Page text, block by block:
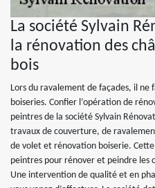
La société Sylvain
la rénovation des
bois
Lors du ravalement de façades, il ne
boiseries. Confier l’opération de
peintres de la société Sylvain
travaux de couverture, de
de volet et rénovation boiserie.
peintres pour rénover et peindre les
Une intervention de qualité et en